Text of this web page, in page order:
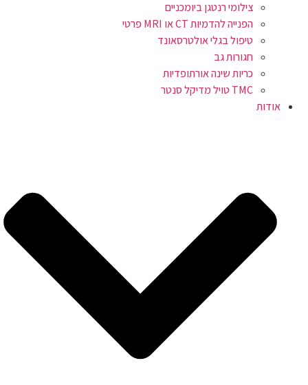
צילומי רנטגן ביומכניים
הפנייה להדמיות CT או MRI פרטי
טיפול בגלי אולטרסאונד
חגורות גב
כריות שינה אורתופדיות
TMC טויל מדיקל סנטר
אודות